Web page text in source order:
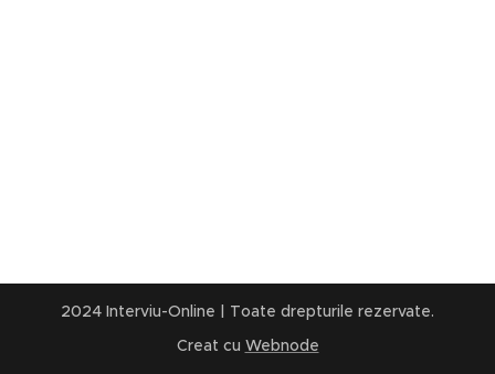
2024 Interviu-Online | Toate drepturile rezervate.
Creat cu Webnode